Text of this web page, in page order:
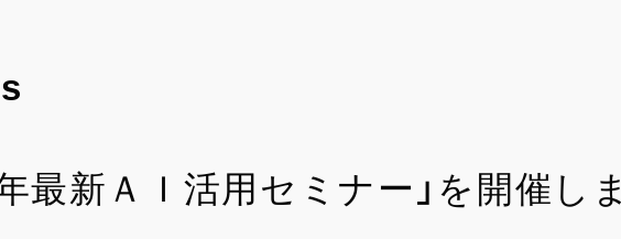
最新ＡＩ活用セミナー」を開催しま